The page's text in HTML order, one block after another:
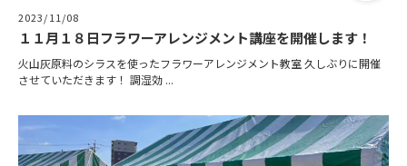
2023/11/08
１１月１８日フラワーアレンジメント講座を開催します！
火山灰原料のシラスを使ったフラワーアレンジメント教室 久しぶりに開催
させていただきます！ 調湿効 ...